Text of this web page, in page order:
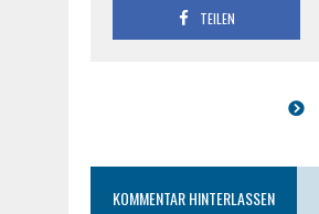
TEILEN
KOMMENTAR HINTERLASSEN